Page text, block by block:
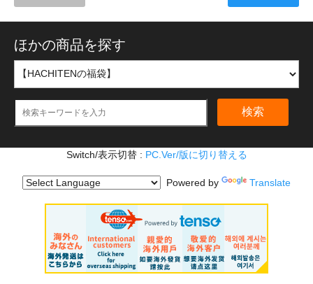
ほかの商品を探す
検索
Switch/表示切替 : PC.Ver/版に切り替える
Powered by Translate